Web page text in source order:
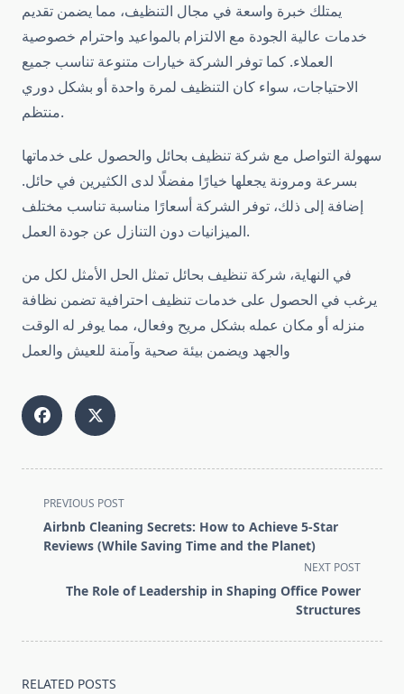
يمتلك خبرة واسعة في مجال التنظيف، مما يضمن تقديم
خدمات عالية الجودة مع الالتزام بالمواعيد واحترام خصوصية
العملاء. كما توفر الشركة خيارات متنوعة تناسب جميع
الاحتياجات، سواء كان التنظيف لمرة واحدة أو بشكل دوري
منتظم.
سهولة التواصل مع شركة تنظيف بحائل والحصول على خدماتها
بسرعة ومرونة يجعلها خيارًا مفضلًا لدى الكثيرين في حائل.
إضافة إلى ذلك، توفر الشركة أسعارًا مناسبة تناسب مختلف
الميزانيات دون التنازل عن جودة العمل.
في النهاية، شركة تنظيف بحائل تمثل الحل الأمثل لكل من
يرغب في الحصول على خدمات تنظيف احترافية تضمن نظافة
منزله أو مكان عمله بشكل مريح وفعال، مما يوفر له الوقت
والجهد ويضمن بيئة صحية وآمنة للعيش والعمل
<span
class="nav-
subtitle
reader-
PREVIOUS POST
Airbnb Cleaning Secrets: How to Achieve 5-Star
Reviews (While Saving Time and the Planet)
NEXT POST
The Role of Leadership in Shaping Office Power
Structures
RELATED POSTS